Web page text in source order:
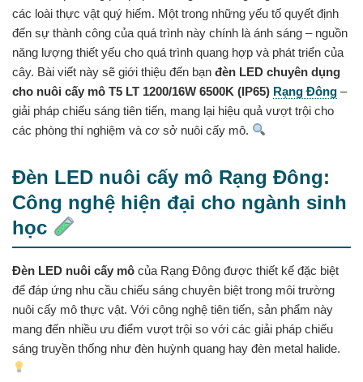
các loài thực vật quý hiếm. Một trong những yếu tố quyết định
đến sự thành công của quá trình này chính là ánh sáng – nguồn
năng lượng thiết yếu cho quá trình quang hợp và phát triển của
cây. Bài viết này sẽ giới thiệu đến bạn đèn LED chuyên dụng
cho nuôi cấy mô T5 LT 1200/16W 6500K (IP65) Rạng Đông –
giải pháp chiếu sáng tiên tiến, mang lại hiệu quả vượt trội cho
các phòng thí nghiệm và cơ sở nuôi cấy mô.
Đèn LED nuôi cấy mô Rạng Đông:
Công nghệ hiện đại cho ngành sinh
học
Đèn LED nuôi cấy mô của Rạng Đông được thiết kế đặc biệt
để đáp ứng nhu cầu chiếu sáng chuyên biệt trong môi trường
nuôi cấy mô thực vật. Với công nghệ tiên tiến, sản phẩm này
mang đến nhiều ưu điểm vượt trội so với các giải pháp chiếu
sáng truyền thống như đèn huỳnh quang hay đèn metal halide.